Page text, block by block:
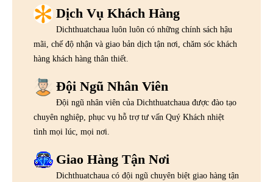
Dịch Vụ Khách Hàng
Dichthuatchaua luôn luôn có những chính sách hậu
mãi, chế độ nhận và giao bản dịch tận nơi, chăm sóc khách
hàng khách hàng thân thiết.
Đội Ngũ Nhân Viên
Đội ngũ nhân viên của Dichthuatchaua được đào tạo
chuyên nghiệp, phục vụ hỗ trợ tư vấn Quý Khách nhiệt
tình mọi lúc, mọi nơi.
Giao Hàng Tận Nơi
Dichthuatchaua có đội ngũ chuyên biệt giao hàng tận